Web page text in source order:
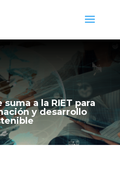
suma a la RIET para
y desarrollo